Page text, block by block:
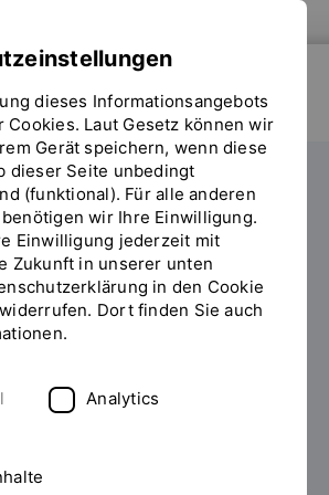
SOZIAL- UND
Projekte
Mobilität und Energie
Mobilität
AUTONOMEN
IM LÄNDLICHEN
dieses Informationsangebots
Cookies. Laut Gesetz können wir
Gerät speichern, wenn diese
dieser Seite unbedingt
(funktional). Für alle anderen
wir Ihre Einwilligung.
Einwilligung jederzeit mit
Zukunft in unserer unten
in den Cookie
Dort finden Sie auch
Analytics